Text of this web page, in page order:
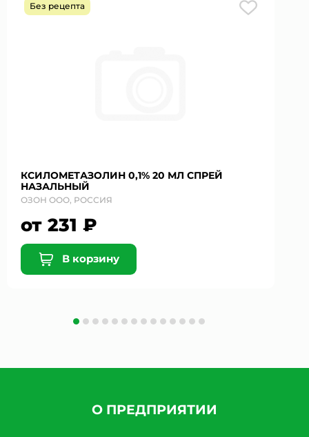
Без рецепта
КСИЛОМЕТАЗОЛИН 0,1% 20 МЛ СПРЕЙ
НАЗАЛЬНЫЙ
ОЗОН ООО, РОССИЯ
от 231 ₽
В корзину
О ПРЕДПРИЯТИИ